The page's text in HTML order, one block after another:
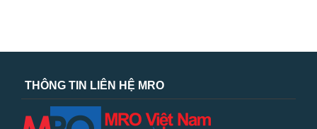
THÔNG TIN LIÊN HỆ MRO